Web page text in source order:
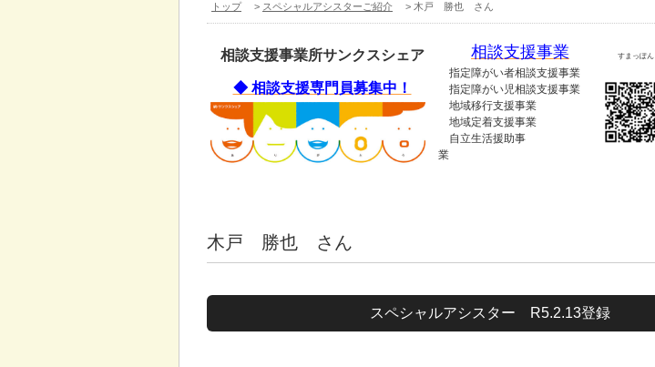
トップ > スペシャルアシスターご紹介 > 木戸 勝也 さん
相談支援事業所サンクスシェア
◆ 相談支援専門員募集中！
相談支援事業
指定障がい者相談支援事業
指定障がい児相談支援事業
地域移行支援事業
地域定着支援事業
自立生活援助事
業
すまっぽん
木戸 勝也 さん
スペシャルアシスター R5.2.13登録